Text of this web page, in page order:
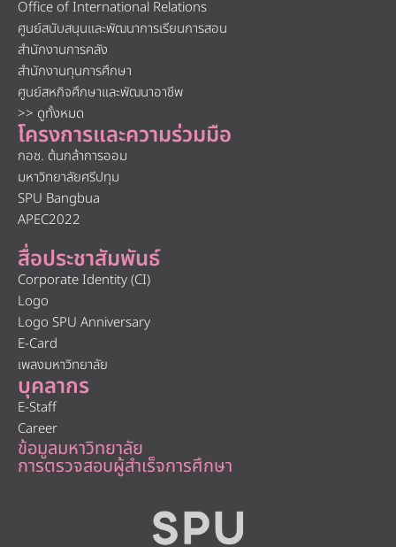
Office of International Relations
ศูนย์สนับสนุนและพัฒนาการเรียนการสอน
สำนักงานการคลัง
สำนักงานทุนการศึกษา
ศูนย์สหกิจศึกษาและพัฒนาอาชีพ
>> ดูทั้งหมด
โครงการและความร่วมมือ
กอช. ต้นกล้าการออม
มหาวิทยาลัยศรีปทุม
SPU Bangbua
APEC2022
สื่อประชาสัมพันธ์
Corporate Identity (CI)
Logo
Logo SPU Anniversary
E-Card
เพลงมหาวิทยาลัย
บุคลากร
E-Staff
Career
ข้อมูลมหาวิทยาลัย
การตรวจสอบผู้สำเร็จการศึกษา